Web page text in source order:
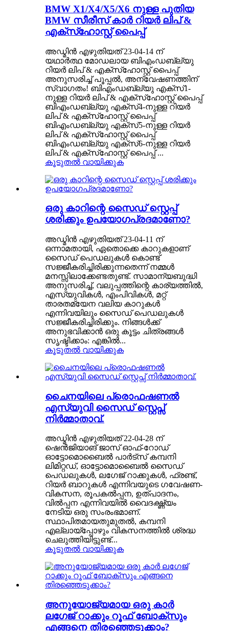
BMW X1/X4/X5/X6 നുള്ള പുതിയ
BMW സീരീസ് കാർ റിയർ ലിപ് &
എക്‌സ്‌ഹോസ്റ്റ് പൈപ്പ്
അഡ്മിൻ എഴുതിയത് 23-04-14 ന്
യഥാർത്ഥ മോഡലായ ബിഎംഡബ്ല്യു
റിയർ ലിപ് & എക്‌സ്‌ഹോസ്റ്റ് പൈപ്പ്
അനുസരിച്ച് പൂപ്പൽ, അന്വേഷണത്തിന്
സ്വാഗതം! ബിഎംഡബ്ല്യു എക്സ്1-
നുള്ള റിയർ ലിപ് & എക്‌സ്‌ഹോസ്റ്റ് പൈപ്പ്
ബിഎംഡബ്ല്യു എക്സ്4-നുള്ള റിയർ
ലിപ് & എക്‌സ്‌ഹോസ്റ്റ് പൈപ്പ്
ബിഎംഡബ്ല്യു എക്സ്5-നുള്ള റിയർ
ലിപ് & എക്‌സ്‌ഹോസ്റ്റ് പൈപ്പ്
ബിഎംഡബ്ല്യു എക്സ്6-നുള്ള റിയർ
ലിപ് & എക്‌സ്‌ഹോസ്റ്റ് പൈപ്പ് ...
കൂടുതൽ വായിക്കുക
ഒരു കാറിന്റെ സൈഡ് സ്റ്റെപ്പ്
ശരിക്കും ഉപയോഗപ്രദമാണോ?
അഡ്മിൻ എഴുതിയത് 23-04-11 ന്
ഒന്നാമതായി, ഏതൊക്കെ കാറുകളാണ്
സൈഡ് പെഡലുകൾ കൊണ്ട്
സജ്ജീകരിച്ചിരിക്കുന്നതെന്ന് നമ്മൾ
മനസ്സിലാക്കേണ്ടതുണ്ട്. സാമാന്യബുദ്ധി
അനുസരിച്ച്, വലുപ്പത്തിന്റെ കാര്യത്തിൽ,
എസ്‌യുവികൾ, എംപിവികൾ, മറ്റ്
താരതമ്യേന വലിയ കാറുകൾ
എന്നിവയിലും സൈഡ് പെഡലുകൾ
സജ്ജീകരിച്ചിരിക്കും. നിങ്ങൾക്ക്
അനുഭവിക്കാൻ ഒരു കൂട്ടം ചിത്രങ്ങൾ
സൃഷ്ടിക്കാം: എങ്കിൽ...
കൂടുതൽ വായിക്കുക
ചൈനയിലെ പ്രൊഫഷണൽ
എസ്‌യുവി സൈഡ് സ്റ്റെപ്സ്
നിർമ്മാതാവ്.
അഡ്മിൻ എഴുതിയത് 22-04-28 ന്
ഷെൻജിയാങ് ജാസ് ഓഫ്-റോഡ്
ഓട്ടോമൊബൈൽ പാർട്‌സ് കമ്പനി
ലിമിറ്റഡ്, ഓട്ടോമൊബൈൽ സൈഡ്
പെഡലുകൾ, ലഗേജ് റാക്കുകൾ, ഫ്രണ്ട്,
റിയർ ബാറുകൾ എന്നിവയുടെ ഗവേഷണ-
വികസന, രൂപകൽപ്പന, ഉത്പാദനം,
വിൽപ്പന എന്നിവയിൽ വൈദഗ്ദ്ധ്യം
നേടിയ ഒരു സംരംഭമാണ്.
സ്ഥാപിതമായതുമുതൽ, കമ്പനി
എല്ലായ്പ്പോഴും വികസനത്തിൽ ശ്രദ്ധ
ചെലുത്തിയിട്ടുണ്ട്...
കൂടുതൽ വായിക്കുക
അനുയോജ്യമായ ഒരു കാർ
ലഗേജ് റാക്കും റൂഫ് ബോക്സും
എങ്ങനെ തിരഞ്ഞെടുക്കാം?